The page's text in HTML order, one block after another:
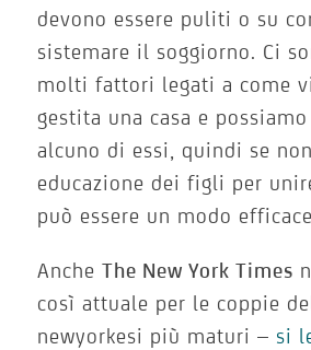
devono essere puliti o su
sistemare il soggiorno. Ci
molti fattori legati a come
gestita una casa e
alcuno di essi, quindi se
educazione dei figli per
può essere un modo
AncheThe New York Times
così attuale per le coppie
newyorkesi più maturi – si